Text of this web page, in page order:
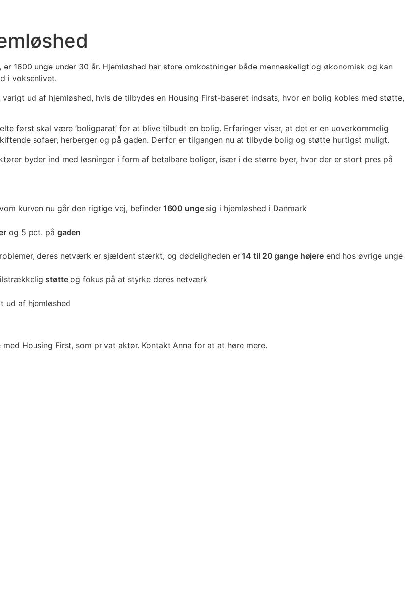
1600 unge under 30 år. Hjemløshed har store omkostninger både menneskeligt og økonomisk og kan
i voksenlivet.
ud af hjemløshed, hvis de tilbydes en Housing First-baseret indsats, hvor en bolig kobles med støtte,
først skal være ’boligparat’ for at blive tilbudt en bolig. Erfaringer viser, at det er en uoverkommelig
sofaer, herberger og på gaden. Derfor er tilgangen nu at tilbyde bolig og støtte hurtigst muligt.
byder ind med løsninger i form af betalbare boliger, især i de større byer, hvor der er stort pres på
kurven nu går den rigtige vej, befinder 1600 unge sig i hjemløshed i Danmark
og 5 pct. på gaden
deres netværk er sjældent stærkt, og dødeligheden er 14 til 20 gange højere end hos øvrige unge
støtte og fokus på at styrke deres netværk
ud af hjemløshed
Housing First, som privat aktør. Kontakt Anna for at at høre mere.